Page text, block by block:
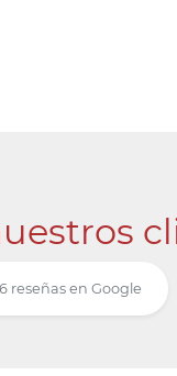
6 reseñas en Google